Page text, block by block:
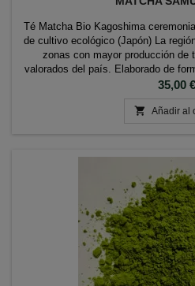
Té Matcha Bio Kagoshima
de cultivo ecológico (Japón) La
zonas con mayor producción
valorados del país. Elaborado de
de Té Matcha de gran calidadPrecio
35,00 €
 Añadir al